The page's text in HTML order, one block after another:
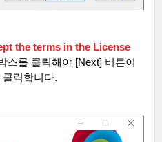
the terms in the License
스를 클릭해야 [Next] 버튼이
클릭합니다.